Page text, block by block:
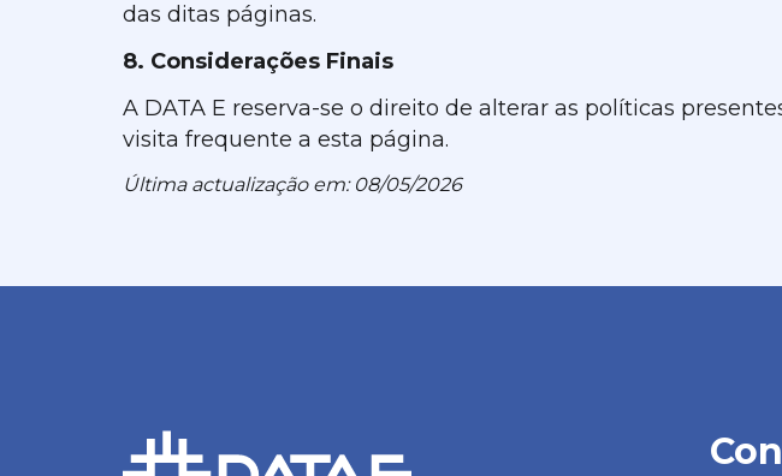
das ditas páginas.
8. Considerações Finais
A DATA E reserva-se o direito de alterar as políticas
visita frequente a esta página.
Última actualização em: 08/05/2026